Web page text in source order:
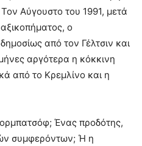
Αύγουστο του 1991, μετά
ο
από τον Γέλτσιν και
αργότερα η κόκκινη
από το Κρεμλίνο και η
Ένας προδότης,
συμφερόντων; Ή η